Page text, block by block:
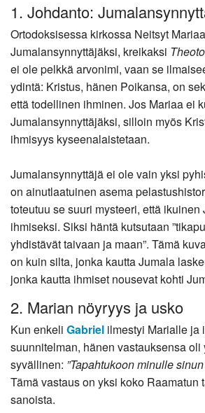
1. Johdanto:
Ortodoksisessa kirkossa Neitsyt
Jumalansynnyttäjäksi, kreikaksi
ei ole pelkkä arvonimi, vaan se
ydintä: Kristus, hänen Poikansa, on
että todellinen ihminen. Jos Mariaa ei
Jumalansynnyttäjäksi, silloin myös
ihmisyys kyseenalaistetaan.
Jumalansynnyttäjä ei ole vain yksi
on ainutlaatuinen asema
toteutuu se suuri mysteeri, että ikuinen
ihmiseksi. Siksi häntä kutsutaan
yhdistävät taivaan ja maan”. Tämä
on kuin silta, jonka kautta Jumala
jonka kautta ihmiset nousevat kohti
2. Marian nöyryys ja usko
Kun enkeli Gabriel ilmestyi Marialle ja
suunnitelman, hänen vastauksensa
syvällinen: ”Tapahtukoon minulle
Tämä vastaus on yksi koko Raamatun
sanoista.